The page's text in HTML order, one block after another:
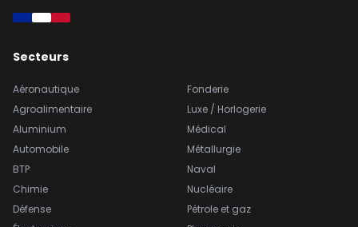
Secteurs
Aéronautique
Agroalimentaire
Aluminium
Automobile
BTP
Chimie
Défense
Fonderie
Luxe / Horlogerie
Médical
Métallurgie
Naval
Nucléaire
Pétrole et gaz